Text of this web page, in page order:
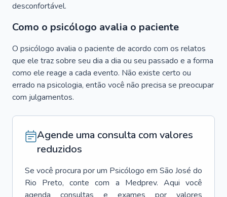
desconfortável.
Como o psicólogo avalia o paciente
O psicólogo avalia o paciente de acordo com os relatos
que ele traz sobre seu dia a dia ou seu passado e a forma
como ele reage a cada evento. Não existe certo ou
errado na psicologia, então você não precisa se preocupar
com julgamentos.
Agende uma consulta com valores
reduzidos
Se você procura por um Psicólogo em São José do
Rio Preto, conte com a Medprev. Aqui você